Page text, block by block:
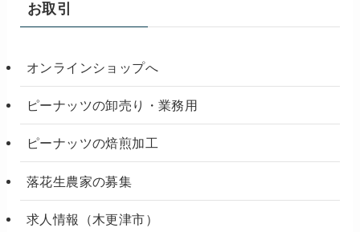
お取引
オンラインショップへ
ピーナッツの卸売り・業務用
ピーナッツの焙煎加工
落花生農家の募集
求人情報（木更津市）